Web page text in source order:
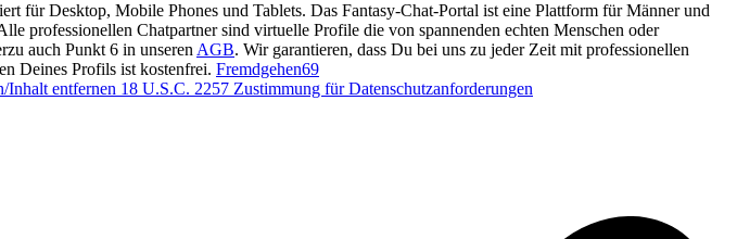
für Desktop, Mobile Phones und Tablets. Das Fantasy-Chat-Portal ist eine Plattform für Männer und
professionellen Chatpartner sind virtuelle Profile die von spannenden echten Menschen oder
auch Punkt 6 in unseren AGB. Wir garantieren, dass Du bei uns zu jeder Zeit mit professionellen
Deines Profils ist kostenfrei. Fremdgehen69
Inhalt entfernen 18 U.S.C. 2257 Zustimmung für Datenschutzanforderungen